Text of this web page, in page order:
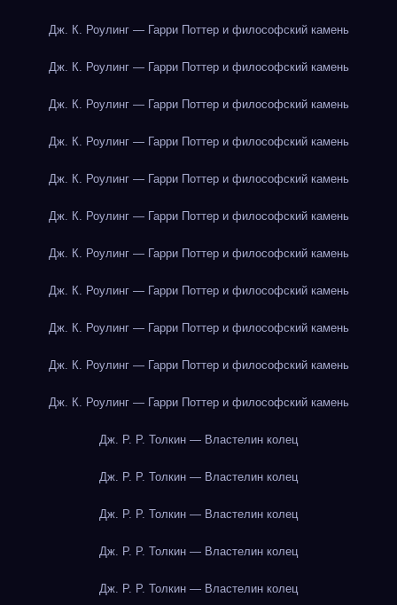
Дж. К. Роулинг — Гарри Поттер и философский камень
Дж. К. Роулинг — Гарри Поттер и философский камень
Дж. К. Роулинг — Гарри Поттер и философский камень
Дж. К. Роулинг — Гарри Поттер и философский камень
Дж. К. Роулинг — Гарри Поттер и философский камень
Дж. К. Роулинг — Гарри Поттер и философский камень
Дж. К. Роулинг — Гарри Поттер и философский камень
Дж. К. Роулинг — Гарри Поттер и философский камень
Дж. К. Роулинг — Гарри Поттер и философский камень
Дж. К. Роулинг — Гарри Поттер и философский камень
Дж. К. Роулинг — Гарри Поттер и философский камень
Дж. Р. Р. Толкин — Властелин колец
Дж. Р. Р. Толкин — Властелин колец
Дж. Р. Р. Толкин — Властелин колец
Дж. Р. Р. Толкин — Властелин колец
Дж. Р. Р. Толкин — Властелин колец